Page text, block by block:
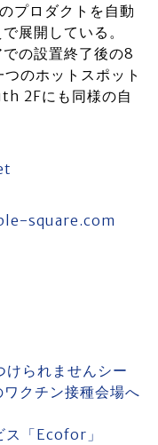
プロダクトを自動
展開している。
の設置終了後の8
のホットスポット
2Fにも同様の自
square.com
られませんシー
クチン接種会場へ
ス「Ecofor」